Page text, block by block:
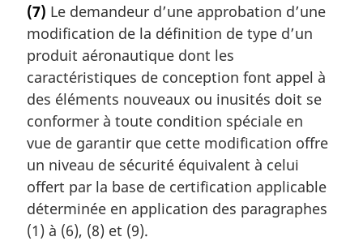
(7) Le demandeur d’une approbation d’une
modification de la définition de type d’un
produit aéronautique dont les
caractéristiques de conception font appel à
des éléments nouveaux ou inusités doit se
conformer à toute condition spéciale en
vue de garantir que cette modification offre
un niveau de sécurité équivalent à celui
offert par la base de certification applicable
déterminée en application des paragraphes
(1) à (6), (8) et (9).